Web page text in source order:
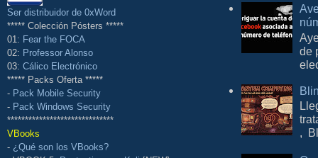
Ser distribuidor de 0xWord
***** Colección Pósters *****
01: Fear the FOCA
02: Professor Alonso
03: Cálico Electrónico
***** Packs Oferta *****
- Pack Mobile Security
- Pack Windows Security
******************************
VBooks
- ¿Qué son los VBooks?
de
,